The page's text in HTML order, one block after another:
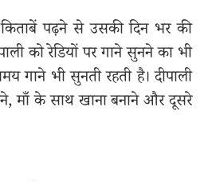
पढ़ने से उसकी दिन भर की
को रेडियों पर गाने सुनने का भी
गाने भी सुनती रहती है। दीपाली
माँ के साथ खाना बनाने और दूसरे